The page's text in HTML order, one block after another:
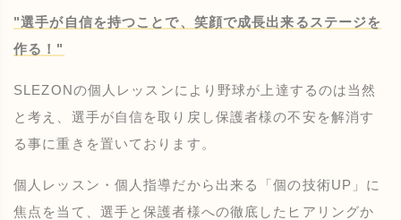
"選手が自信を持つことで、笑顔で成長出来るステージを
作る！"
SLEZONの個人レッスンにより野球が上達するのは当然
と考え、選手が自信を取り戻し保護者様の不安を解消す
る事に重きを置いております。
個人レッスン・個人指導だから出来る「個の技術UP」に
焦点を当て、選手と保護者様への徹底したヒアリングか